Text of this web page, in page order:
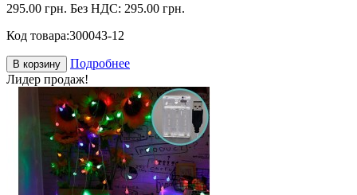
295.00 грн. Без НДС: 295.00 грн.
Код товара:300043-12
В корзину
Подробнее
Лидер продаж!